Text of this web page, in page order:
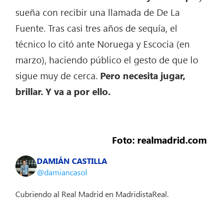
sueña con recibir una llamada de De La
Fuente. Tras casi tres años de sequía, el
técnico lo citó ante Noruega y Escocia (en
marzo), haciendo público el gesto de que lo
sigue muy de cerca. Pero necesita jugar,
brillar. Y va a por ello.
Foto: realmadrid.com
DAMIÁN CASTILLA
@damiancasol
Cubriendo al Real Madrid en MadridistaReal.